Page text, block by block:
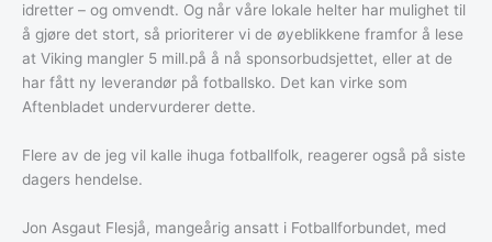
idretter – og omvendt. Og når våre lokale helter har mulighet til
å gjøre det stort, så prioriterer vi de øyeblikkene framfor å lese
at Viking mangler 5 mill.på å nå sponsorbudsjettet, eller at de
har fått ny leverandør på fotballsko. Det kan virke som
Aftenbladet undervurderer dette.
Flere av de jeg vil kalle ihuga fotballfolk, reagerer også på siste
dagers hendelse.
Jon Asgaut Flesjå, mangeårig ansatt i Fotballforbundet, med